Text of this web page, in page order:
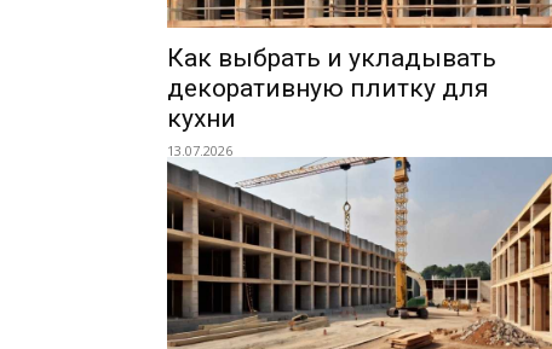
Как выбрать и укладывать
декоративную плитку для
кухни
13.07.2026